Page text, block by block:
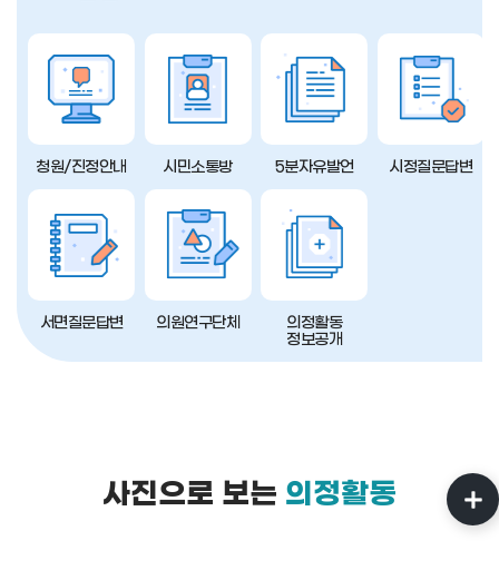
청원/진정안내 시민소통방 5분자유발언 시정질문답변
서면질문답변 의원연구단체
의정활동
정보공개
사진으로 보는 의정활동